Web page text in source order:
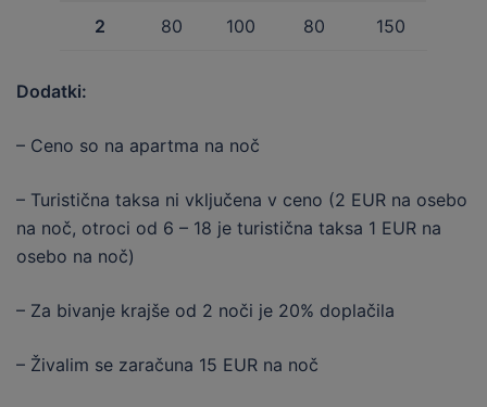
2 80 100 80 150
Dodatki:
– Ceno so na apartma na noč
– Turistična taksa ni vključena v ceno (2 EUR na osebo
na noč, otroci od 6 – 18 je turistična taksa 1 EUR na
osebo na noč)
– Za bivanje krajše od 2 noči je 20% doplačila
– Živalim se zaračuna 15 EUR na noč